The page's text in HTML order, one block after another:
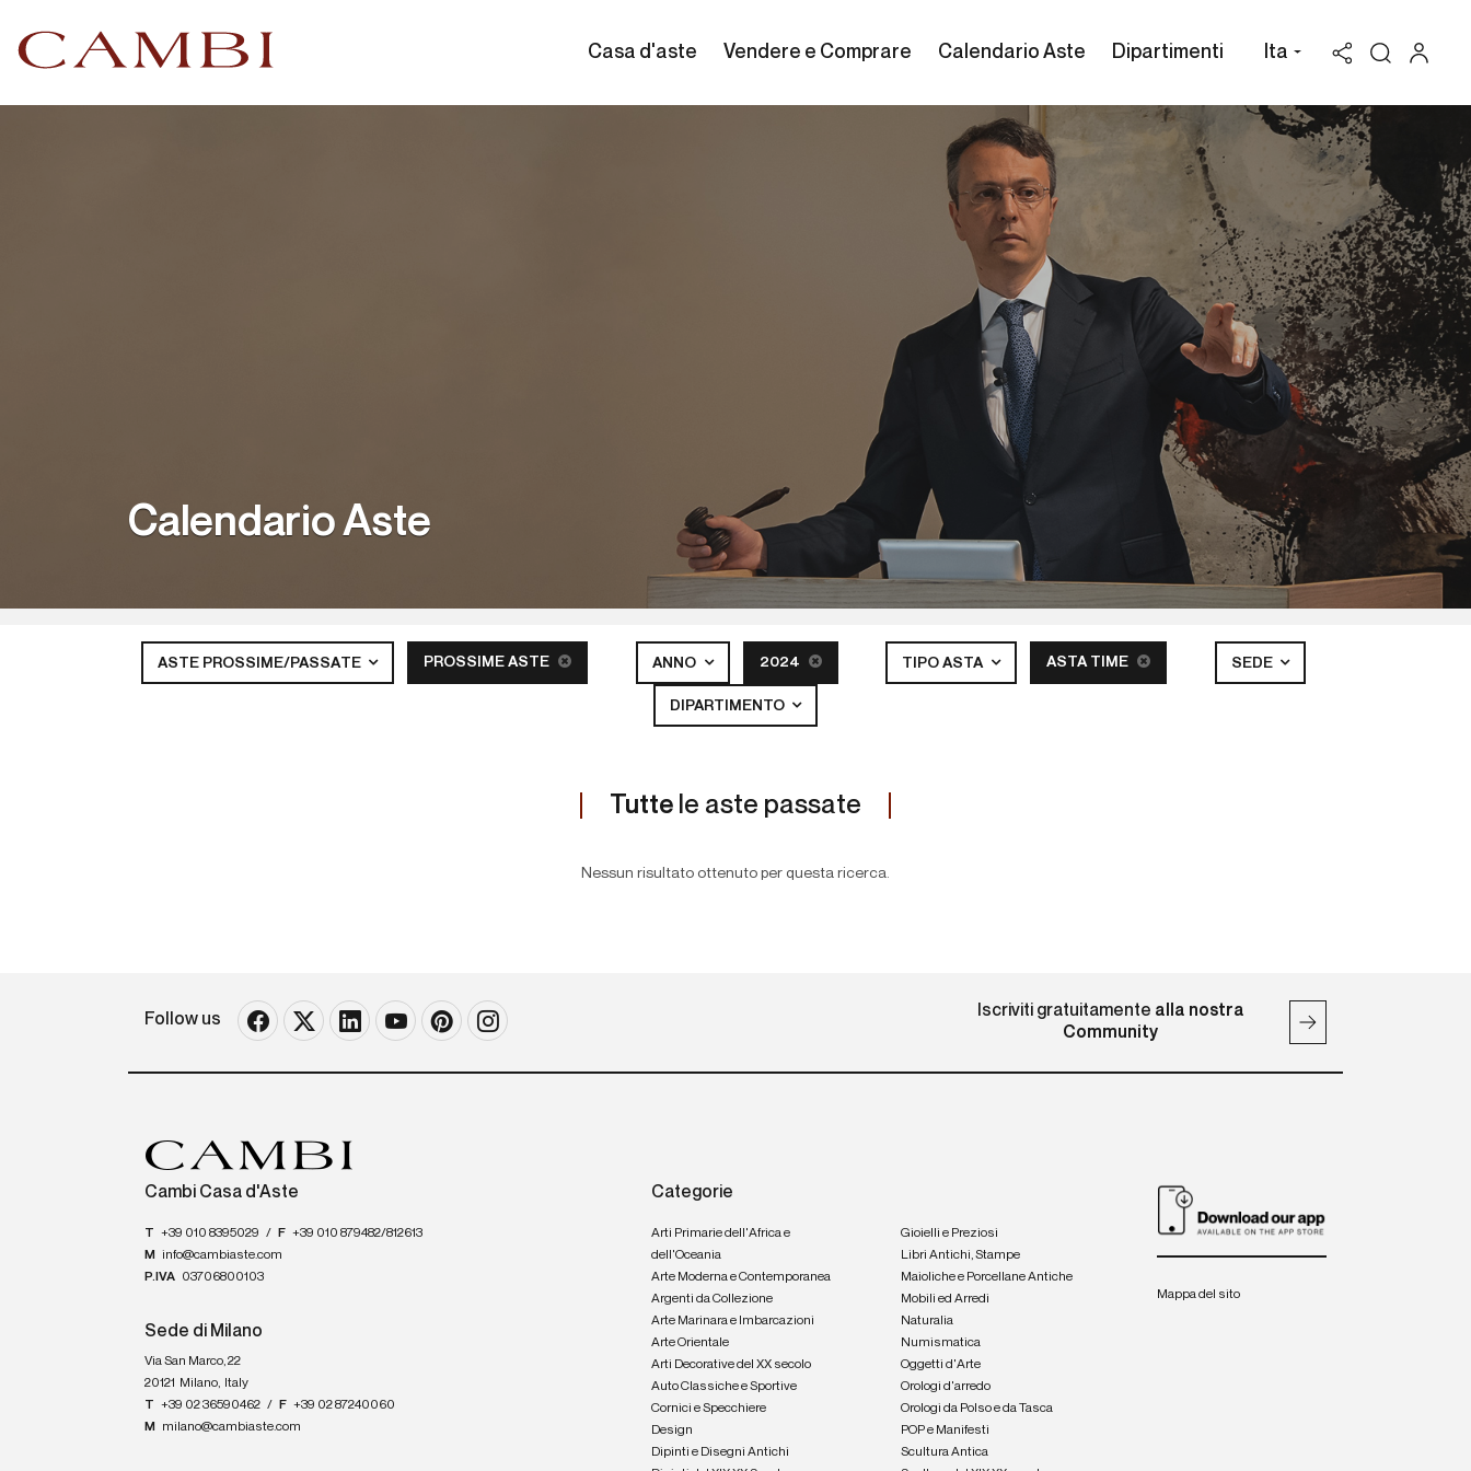
Casa d'aste Vendere e Comprare Calendario Aste Dipartimenti Ita
Calendario Aste
ASTE PROSSIME/PASSATE PROSSIME ASTE ANNO 2024 TIPO ASTA ASTA TIME SEDE
DIPARTIMENTO
Tutte le aste passate
Nessun risultato ottenuto per questa ricerca.
Follow us Iscriviti gratuitamente alla nostra
Community
Cambi Casa d'Aste
T +39 010 8395029 / F +39 010 879482/812613
M
info@cambiaste.com
P.IVA 03706800103
Sede di Milano
Via San Marco, 22
20121
Milano, Italy
T +39 02 36590462 / F +39 02 87240060
M
milano@cambiaste.com
Categorie
Arti Primarie dell'Africa e
dell'Oceania
Arte Moderna e Contemporanea
Argenti da Collezione
Arte Marinara e Imbarcazioni
Arte Orientale
Arti Decorative del XX secolo
Auto Classiche e Sportive
Cornici e Specchiere
Design
Dipinti e Disegni Antichi
Gioielli e Preziosi
Libri Antichi, Stampe
Maioliche e Porcellane Antiche
Mobili ed Arredi
Naturalia
Numismatica
Oggetti d'Arte
Orologi d'arredo
Orologi da Polso e da Tasca
POP e Manifesti
Scultura Antica
Mappa del sito